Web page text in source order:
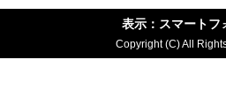
表示：スマートフ
Copyright (C) All